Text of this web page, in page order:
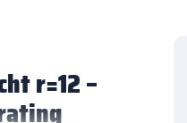
r=12 –